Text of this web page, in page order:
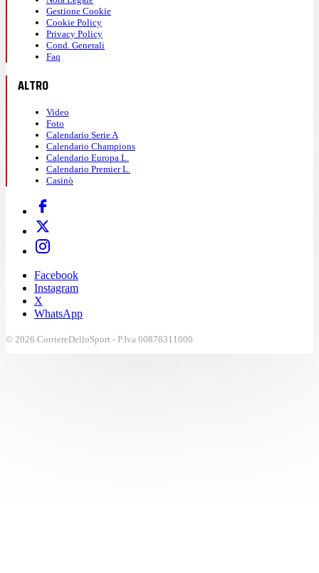
Gestione Cookie
Cookie Policy
Privacy Policy
Cond. Generali
Faq
ALTRO
Video
Foto
Calendario Serie A
Calendario Champions
Calendario Europa L.
Calendario Premier L.
Casinò
Facebook
Instagram
X
WhatsApp
© 2026 CorriereDelloSport - P.Iva 00878311000